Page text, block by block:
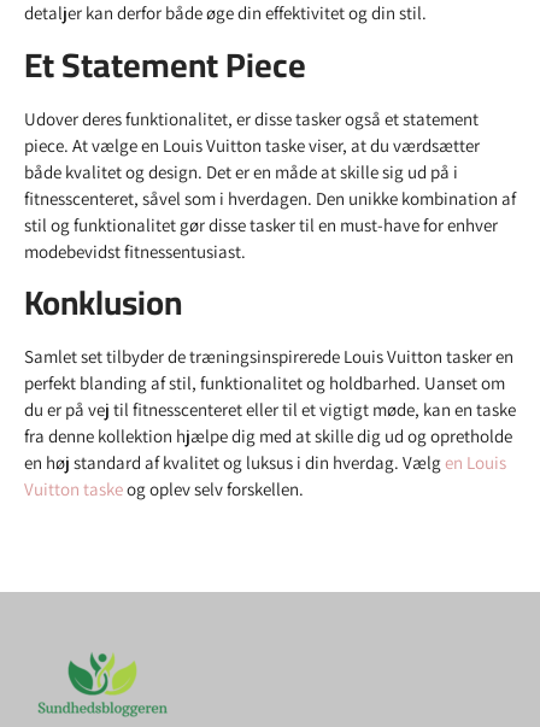
detaljer kan derfor både øge din effektivitet og din stil.
Et Statement Piece
Udover deres funktionalitet, er disse tasker også et statement
piece. At vælge en Louis Vuitton taske viser, at du værdsætter
både kvalitet og design. Det er en måde at skille sig ud på i
fitnesscenteret, såvel som i hverdagen. Den unikke kombination af
stil og funktionalitet gør disse tasker til en must-have for enhver
modebevidst fitnessentusiast.
Konklusion
Samlet set tilbyder de træningsinspirerede Louis Vuitton tasker en
perfekt blanding af stil, funktionalitet og holdbarhed. Uanset om
du er på vej til fitnesscenteret eller til et vigtigt møde, kan en taske
fra denne kollektion hjælpe dig med at skille dig ud og opretholde
en høj standard af kvalitet og luksus i din hverdag. Vælgen Louis
Vuitton taskeog oplev selv forskellen.